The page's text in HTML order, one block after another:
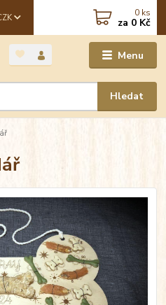
Menu
Hledat
0 ks
za 0 Kč